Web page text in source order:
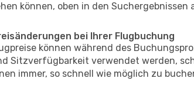
können, oben in den Suchergebnissen
bei Ihrer Flugbuchung
können während des
Sitzverfügbarkeit verwendet werden,
immer, so schnell wie möglich zu